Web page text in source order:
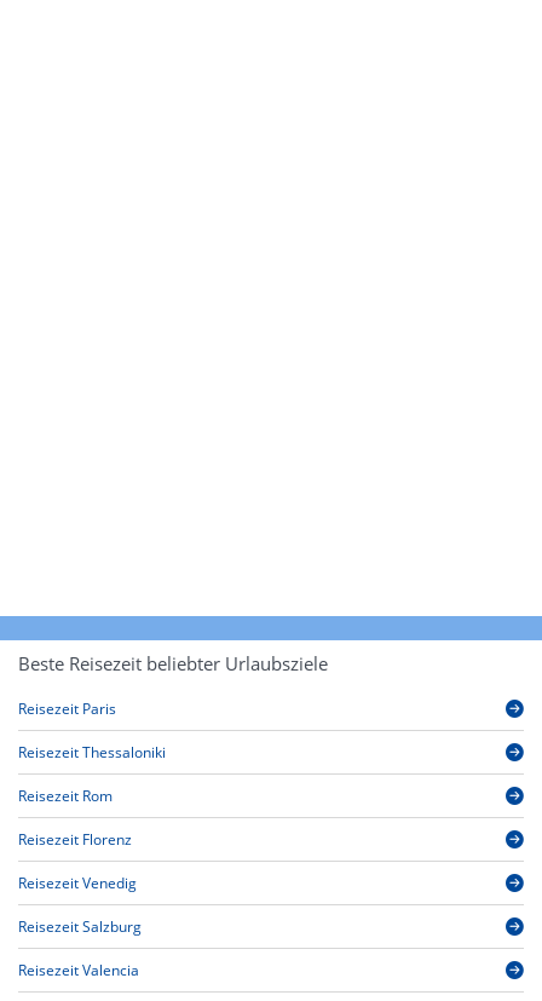
Beste Reisezeit beliebter Urlaubsziele
Reisezeit Paris
Reisezeit Thessaloniki
Reisezeit Rom
Reisezeit Florenz
Reisezeit Venedig
Reisezeit Salzburg
Reisezeit Valencia